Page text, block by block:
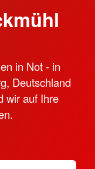
in Not - in
Deutschland
wir auf Ihre